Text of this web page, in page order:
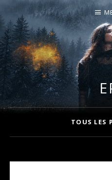
I
L
É
A
LA PLUS CELTIQUE DES
TOUS LES